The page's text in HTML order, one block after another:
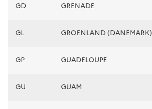
GD GRENADE
GL GROENLAND (DANEMARK)
GP GUADELOUPE
GU GUAM